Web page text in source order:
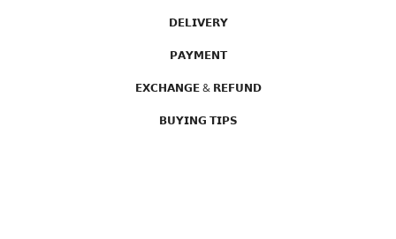
𝗗𝗘𝗟𝗜𝗩𝗘𝗥𝗬
𝗣𝗔𝗬𝗠𝗘𝗡𝗧
𝗘𝗫𝗖𝗛𝗔𝗡𝗚𝗘 & 𝗥𝗘𝗙𝗨𝗡𝗗
𝗕𝗨𝗬𝗜𝗡𝗚 𝗧𝗜𝗣𝗦